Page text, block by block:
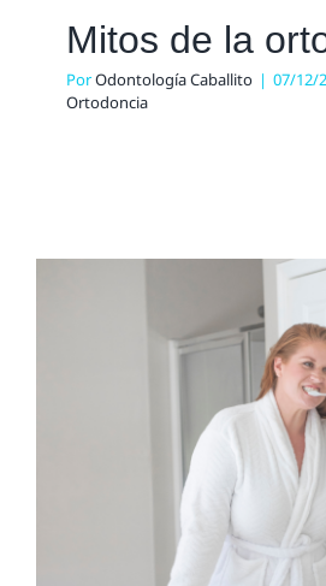
Mitos de la
PorOdontología Caballito | 07/12/
Ortodoncia
Higiene
Blog